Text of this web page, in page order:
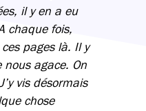
il y en a eu
chaque fois,
pages là. Il y
agace. On
vis désormais
chose